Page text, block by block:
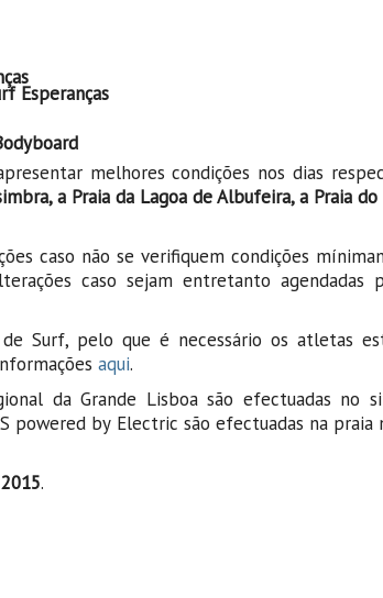
Esperanças
melhores condições nos dias
a Praia da Lagoa de Albufeira, a Praia
caso não se verifiquem condições
caso sejam entretanto agendadas
Surf, pelo que é necessário os atletas
aqui.
da Grande Lisboa são efectuadas no
powered by Electric são efectuadas na praia
.